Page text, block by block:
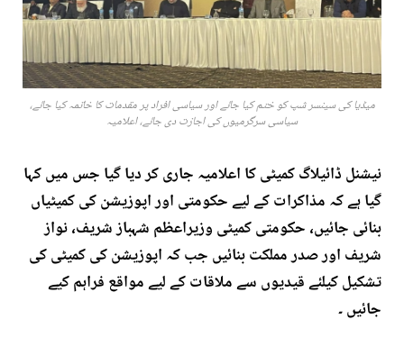
میڈیا کی سینسر شپ کو ختم کیا جائے اور سیاسی افراد پر مقدمات کا خاتمہ کیا جائے،
سیاسی سرگرمیوں کی اجازت دی جائے، اعلامیہ
نیشنل ڈائیلاگ کمیٹی کا اعلامیہ جاری کر دیا گیا جس میں کہا
گیا ہے کہ مذاکرات کے لیے حکومتی اور اپوزیشن کی کمیٹیاں
بنائی جائیں، حکومتی کمیٹی وزیراعظم شہباز شریف، نواز
شریف اور صدر مملکت بنائیں جب کہ اپوزیشن کی کمیٹی کی
تشکیل کیلئے قیدیوں سے ملاقات کے لیے مواقع فراہم کیے
جائیں ۔